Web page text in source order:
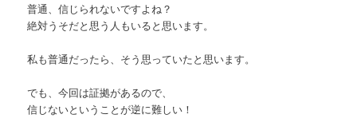
普通、信じられないですよね？
絶対うそだと思う人もいると思います。
私も普通だったら、そう思っていたと思います。
でも、今回は証拠があるので、
信じないということが逆に難しい！